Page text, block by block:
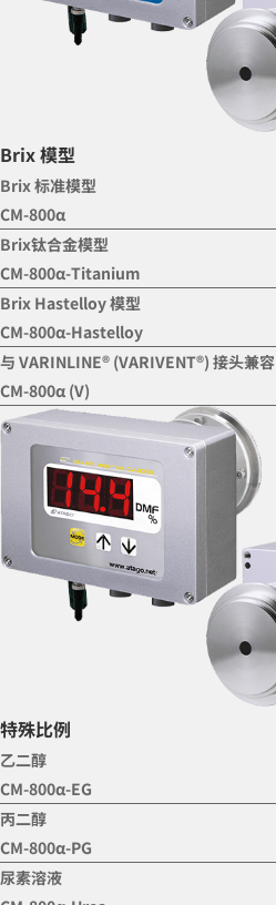
Brix 模型
Brix 标准模型
CM-800α
Brix钛合金模型
CM-800α-Titanium
Brix Hastelloy 模型
CM-800α-Hastelloy
与 VARINLINE® (VARIVENT®) 接头兼容
CM-800α (V)
特殊比例
乙二醇
CM-800α-EG
丙二醇
CM-800α-PG
尿素溶液